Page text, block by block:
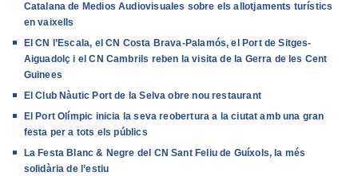
Catalana de Medios Audiovisuales sobre els allotjaments turístics
en vaixells
El CN l’Escala, el CN Costa Brava-Palamós, el Port de Sitges-
Aiguadolç i el CN Cambrils reben la visita de la Gerra de les Cent
Guinees
El Club Nàutic Port de la Selva obre nou restaurant
El Port Olímpic inicia la seva reobertura a la ciutat amb una gran
festa per a tots els públics
La Festa Blanc & Negre del CN Sant Feliu de Guíxols, la més
solidària de l’estiu